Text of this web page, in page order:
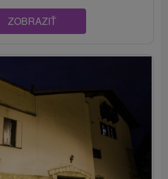
ZOBRAZIŤ